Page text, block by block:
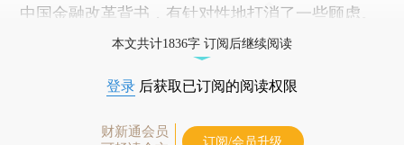
中国金融改革背书，有针对性地打消了一些顾虑。
本文共计1836字 订阅后继续阅读
登录 后获取已订阅的阅读权限
财新通会员
订阅/会员升级